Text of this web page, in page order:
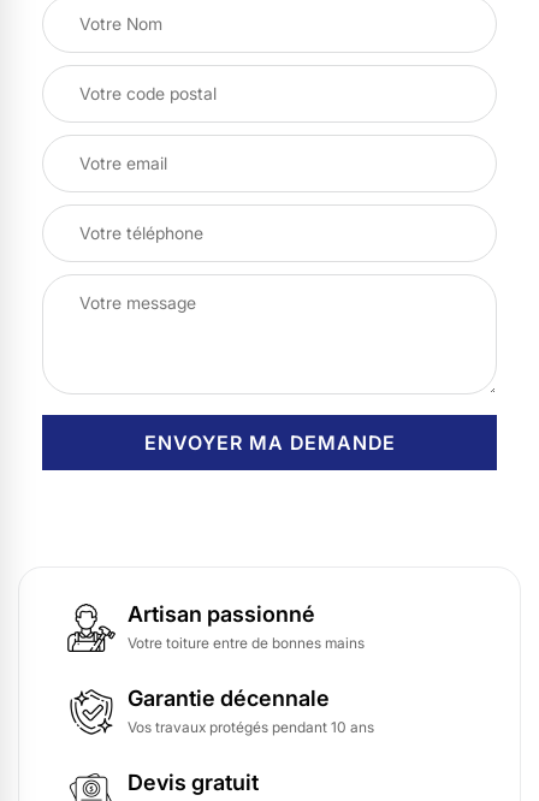
Artisan passionné
Votre toiture entre de bonnes mains
Garantie décennale
Vos travaux protégés pendant 10 ans
Devis gratuit